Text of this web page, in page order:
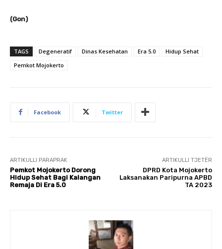
(Gon)
TAGS Degeneratif Dinas Kesehatan Era 5.0
Hidup Sehat
Pemkot Mojokerto
Facebook Twitter
ARTIKULLI PARAPRAK
Pemkot Mojokerto Dorong
Hidup Sehat Bagi Kalangan
Remaja Di Era 5.0
ARTIKULLI TJETËR
DPRD Kota Mojokerto
Laksanakan Paripurna APBD
TA 2023